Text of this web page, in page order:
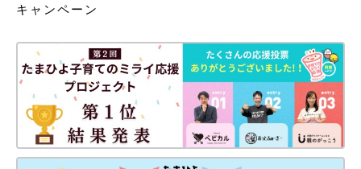
キャンペーン